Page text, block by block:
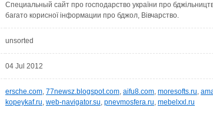
Специальный сайт про господарство україни про
багато корисної iнформации про бджол, Вівчарство.
unsorted
04 Jul 2012
ersche.com, 77newsz.blogspot.com, aifu8.com, moresofts.ru,
kopeykaf.ru, web-navigator.su, pnevmosfera.ru, mebelxxl.ru